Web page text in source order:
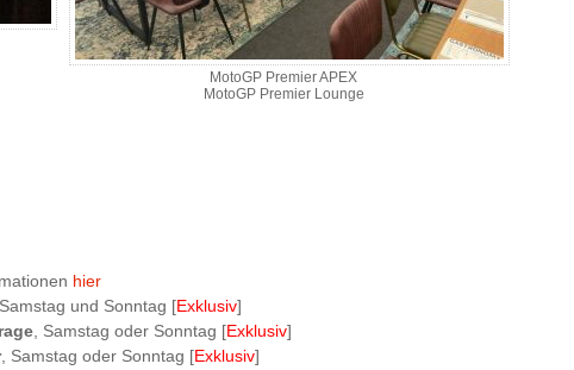
MotoGP Premier APEX
MotoGP Premier Lounge
hier
und Sonntag [Exklusiv]
, Samstag oder Sonntag [Exklusiv]
, Samstag oder Sonntag [Exklusiv]